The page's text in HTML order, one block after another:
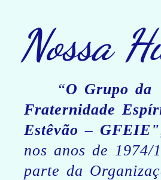
Nossa
“O Grupo da
Fraternidade
Estêvão – GFEIE"
nos anos de 1974/
parte da